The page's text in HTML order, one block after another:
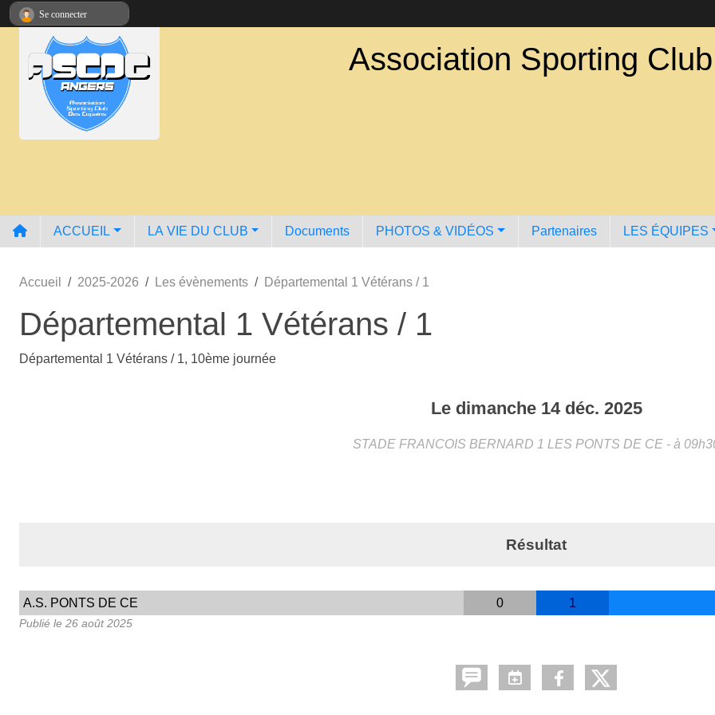
Association Sporting
ACCUEIL LA VIE DU CLUB Documents PHOTOS & VIDÉOS Partenaires LES ÉQUIPES
Accueil 2025-2026 Les évènements Départemental 1 Vétérans / 1
Départemental 1 Vétérans / 1
Départemental 1 Vétérans / 1, 10ème journée
Le dimanche 14 déc. 2025
STADE FRANCOIS BERNARD 1 LES PONTS DE CE - à
Résultat
A.S. PONTS DE CE 0 1
Publié le 26 août 2025
Se connecter
Panneau de gestion des cookies